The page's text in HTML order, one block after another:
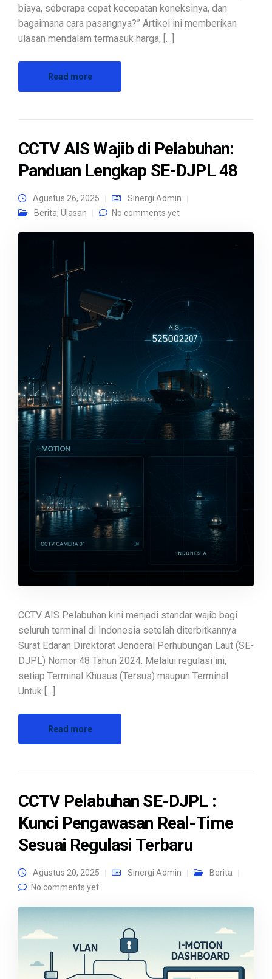
biaya, seberapa cepat kecepatan koneksinya, dan
bagaimana cara pasangnya?” Artikel ini memberikan
ulasan mendalam termasuk harga, […]
Read more
CCTV AIS Wajib di Pelabuhan:
Panduan Lengkap SE-DJPL 48
Agustus 26, 2025
Sinergi Admin
Berita, Ulasan No comments yet
CCTV AIS Pelabuhan kini menjadi standar wajib bagi
seluruh terminal di Indonesia setelah diterbitkannya
Surat Edaran Direktorat Jenderal Perhubungan Laut (SE-
DJPL) Nomor 48 Tahun 2024. Melalui regulasi ini,
setiap Terminal Khusus (Tersus) maupun Terminal
Untuk […]
Read more
CCTV Pelabuhan SE-DJPL :
Kunci Pengawasan Real-Time
Sesuai Regulasi Terbaru
Agustus 20, 2025 Sinergi Admin
Berita
No comments yet